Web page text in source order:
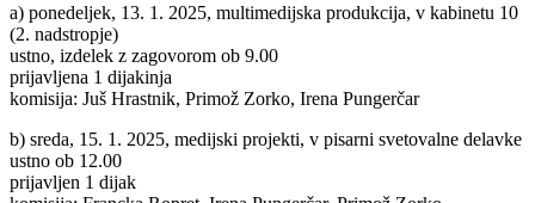
a) ponedeljek, 13. 1. 2025, multimedijska produkcija, v kabinetu 10
(2. nadstropje)
ustno, izdelek z zagovorom ob 9.00
prijavljena 1 dijakinja
komisija: Juš Hrastnik, Primož Zorko, Irena Pungerčar
b) sreda, 15. 1. 2025, medijski projekti, v pisarni svetovalne delavke
ustno ob 12.00
prijavljen 1 dijak